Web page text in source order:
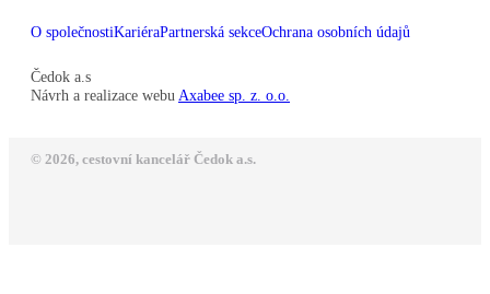
O společnostiKariéraPartnerská sekceOchrana osobních údajů
Čedok a.s
Návrh a realizace webu Axabee sp. z. o.o.
© 2026, cestovní kancelář Čedok a.s.